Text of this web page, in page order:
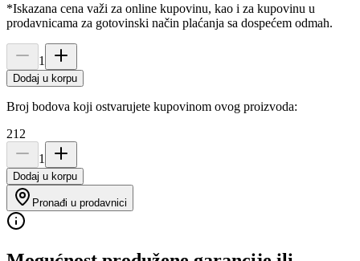
*Iskazana cena važi za online kupovinu, kao i za kupovinu u
prodavnicama za gotovinski način plaćanja sa dospećem odmah.
1
Dodaj u korpu
Broj bodova koji ostvarujete kupovinom ovog proizvoda:
212
1
Dodaj u korpu
Pronađi u prodavnici